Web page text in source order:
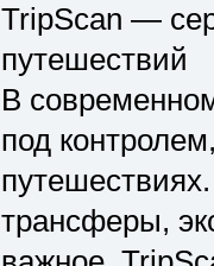
TripScan —
путешествий
В
под
трансферы,